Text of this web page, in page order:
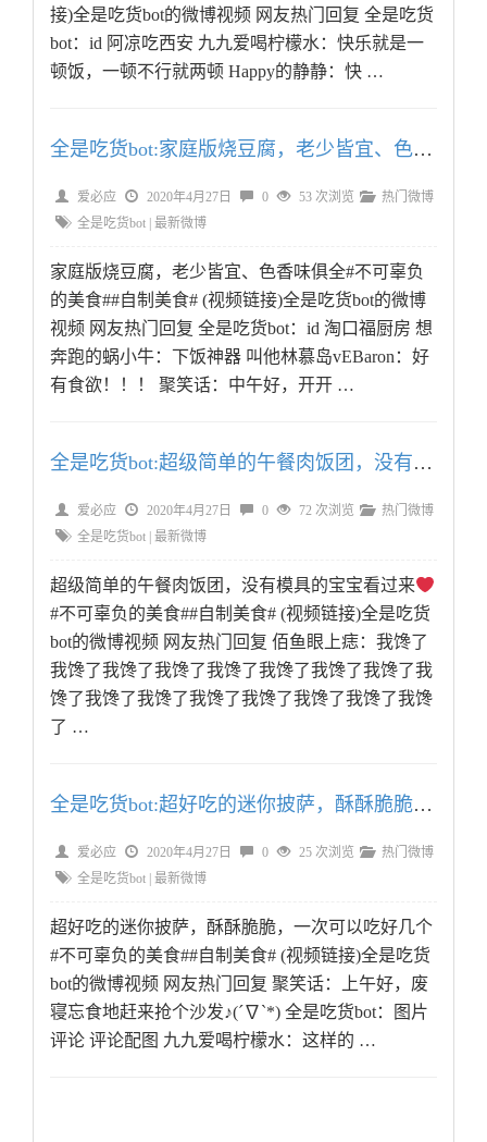
接)全是吃货bot的微博视频 网友热门回复 全是吃货
bot：id 阿凉吃西安 九九爱喝柠檬水：快乐就是一
顿饭，一顿不行就两顿 Happy的静静：快 …
全是吃货bot:家庭版烧豆腐，老少皆宜、色香味俱全#不可
爱必应 2020年4月27日 0 53 次浏览
热门微博
全是吃货bot 最新微博
家庭版烧豆腐，老少皆宜、色香味俱全#不可辜负
的美食##自制美食# (视频链接)全是吃货bot的微博
视频 网友热门回复 全是吃货bot：id 淘口福厨房 想
奔跑的蜗小牛：下饭神器 叫他林慕岛vEBaron：好
有食欲！！！ 聚笑话：中午好，开开 …
全是吃货bot:超级简单的午餐肉饭团，没有模具的宝宝看过
爱必应 2020年4月27日 0 72 次浏览
热门微博
全是吃货bot 最新微博
超级简单的午餐肉饭团，没有模具的宝宝看过来
#不可辜负的美食##自制美食# (视频链接)全是吃货
bot的微博视频 网友热门回复 佰鱼眼上痣：我馋了
我馋了我馋了我馋了我馋了我馋了我馋了我馋了我
馋了我馋了我馋了我馋了我馋了我馋了我馋了我馋
了 …
全是吃货bot:超好吃的迷你披萨，酥酥脆脆，一次可以吃好
爱必应 2020年4月27日 0 25 次浏览
热门微博
全是吃货bot 最新微博
超好吃的迷你披萨，酥酥脆脆，一次可以吃好几个
#不可辜负的美食##自制美食# (视频链接)全是吃货
bot的微博视频 网友热门回复 聚笑话：上午好，废
寝忘食地赶来抢个沙发♪(´∇`*) 全是吃货bot：图片
评论 评论配图 九九爱喝柠檬水：这样的 …